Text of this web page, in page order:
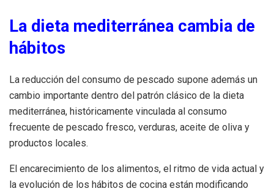
La dieta mediterránea cambia de
hábitos
La reducción del consumo de pescado supone además un
cambio importante dentro del patrón clásico de la dieta
mediterránea, históricamente vinculada al consumo
frecuente de pescado fresco, verduras, aceite de oliva y
productos locales.
El encarecimiento de los alimentos, el ritmo de vida actual y
la evolución de los hábitos de cocina están modificando